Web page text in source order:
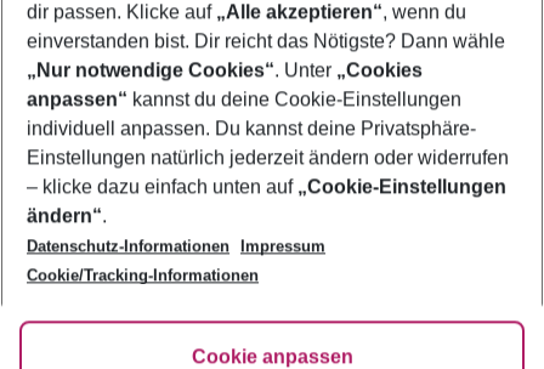
Footer
Footer navigation
Über uns
AGB
Bestpreisgarantie
Cookie-Einstellungen ändern
Cookie-Richtlinie
Agenturbetreuung
Barrierefreies Reisen
FAQ
HanseMerkur Reiseversicherung
Folge uns
dir passen. Klicke auf „Alle akzeptieren“, wenn du
einverstanden bist. Dir reicht das Nötigste? Dann wähle
„Nur notwendige Cookies“. Unter „Cookies
anpassen“ kannst du deine Cookie-Einstellungen
individuell anpassen. Du kannst deine Privatsphäre-
Einstellungen natürlich jederzeit ändern oder widerrufen
– klicke dazu einfach unten auf „Cookie-Einstellungen
ändern“.
Datenschutz-Informationen
Impressum
Cookie/Tracking-Informationen
Cookie anpassen